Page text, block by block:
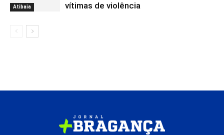
Atibaia
vítimas de violência